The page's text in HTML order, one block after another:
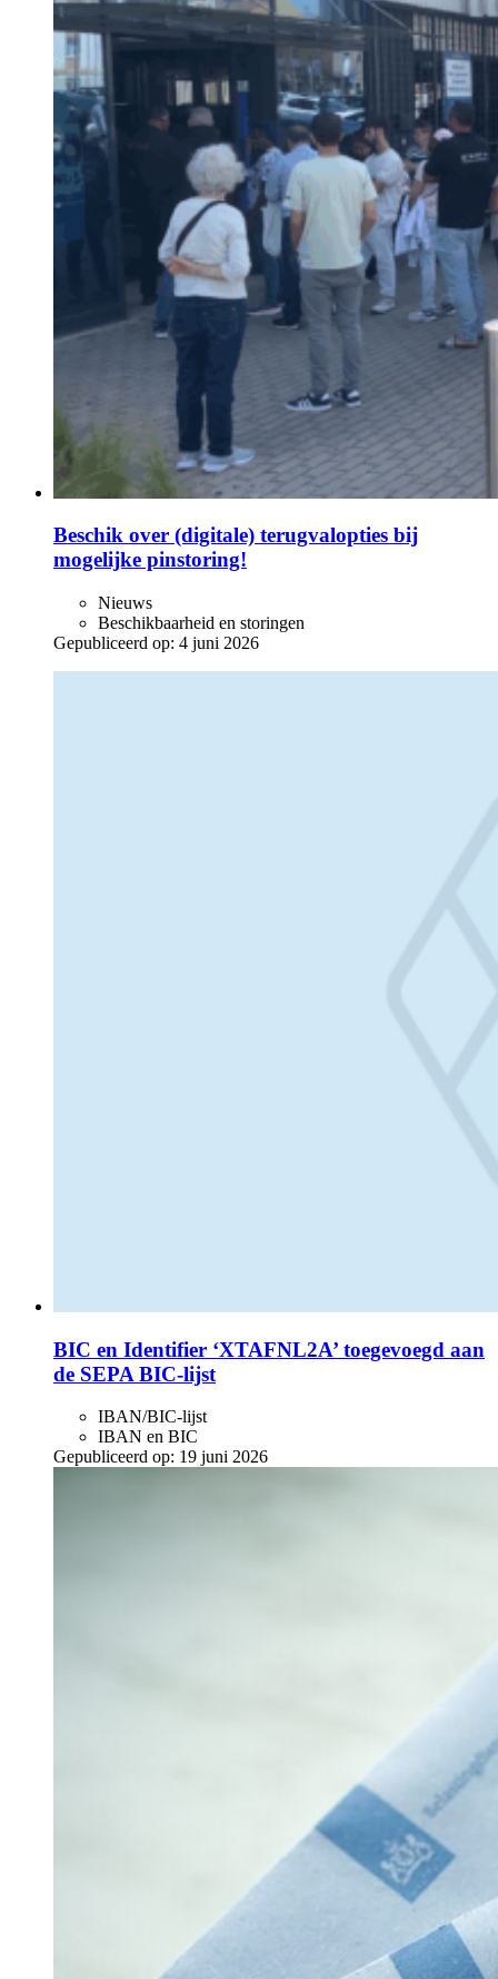
Beschik over (digitale) terugvalopties bij
mogelijke pinstoring!
Nieuws
Beschikbaarheid en storingen
Gepubliceerd op: 4 juni 2026
BIC en Identifier ‘XTAFNL2A’ toegevoegd aan
de SEPA BIC-lijst
IBAN/BIC-lijst
IBAN en BIC
Gepubliceerd op: 19 juni 2026